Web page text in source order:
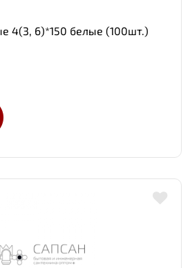
4(3, 6)*150 белые (100шт.)